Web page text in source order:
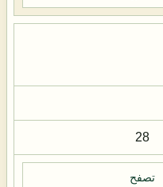
28
تصفح